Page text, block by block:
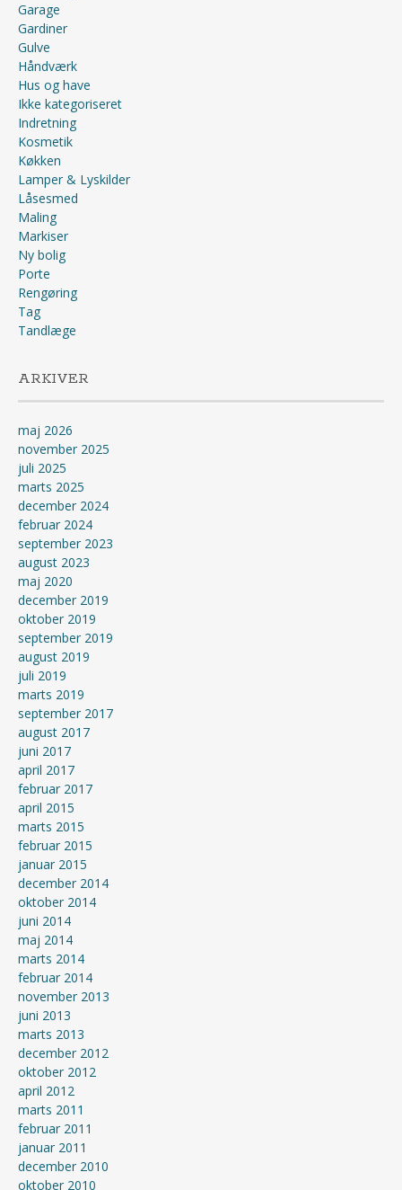
Garage
Gardiner
Gulve
Håndværk
Hus og have
Ikke kategoriseret
Indretning
Kosmetik
Køkken
Lamper & Lyskilder
Låsesmed
Maling
Markiser
Ny bolig
Porte
Rengøring
Tag
Tandlæge
ARKIVER
maj 2026
november 2025
juli 2025
marts 2025
december 2024
februar 2024
september 2023
august 2023
maj 2020
december 2019
oktober 2019
september 2019
august 2019
juli 2019
marts 2019
september 2017
august 2017
juni 2017
april 2017
februar 2017
april 2015
marts 2015
februar 2015
januar 2015
december 2014
oktober 2014
juni 2014
maj 2014
marts 2014
februar 2014
november 2013
juni 2013
marts 2013
december 2012
oktober 2012
april 2012
marts 2011
februar 2011
januar 2011
december 2010
oktober 2010